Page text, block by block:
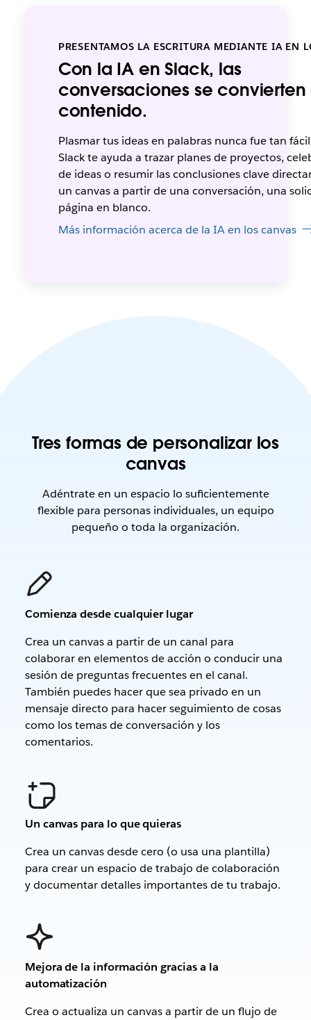
PRESENTAMOS LA ESCRITURA MEDIANTE IA EN
Con la IA en Slack, las
conversaciones se convierten
contenido.
Plasmar tus ideas en palabras nunca fue tan
Slack te ayuda a trazar planes de proyectos,
de ideas o resumir las conclusiones clave
un canvas a partir de una conversación, una
página en blanco.
Más información acerca de la IA en los canvas
Tres formas de personalizar los
canvas
Adéntrate en un espacio lo suficientemente
flexible para personas individuales, un equipo
pequeño o toda la organización.
Comienza desde cualquier lugar
Crea un canvas a partir de un canal para
colaborar en elementos de acción o conducir una
sesión de preguntas frecuentes en el canal.
También puedes hacer que sea privado en un
mensaje directo para hacer seguimiento de cosas
como los temas de conversación y los
comentarios.
Un canvas para lo que quieras
Crea un canvas desde cero (o usa una plantilla)
para crear un espacio de trabajo de colaboración
y documentar detalles importantes de tu trabajo.
Mejora de la información gracias a la
automatización
Crea o actualiza un canvas a partir de un flujo de